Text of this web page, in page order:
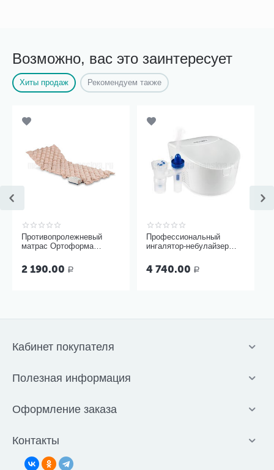
Возможно, вас это заинтересует
Хиты продаж Рекомендуем также
Противопролежневый
матрас Ортоформа
2 190.00 Р
Профессиональный
ингалятор-небулайзер
4 740.00 Р
Кабинет покупателя
Полезная информация
Оформление заказа
Контакты